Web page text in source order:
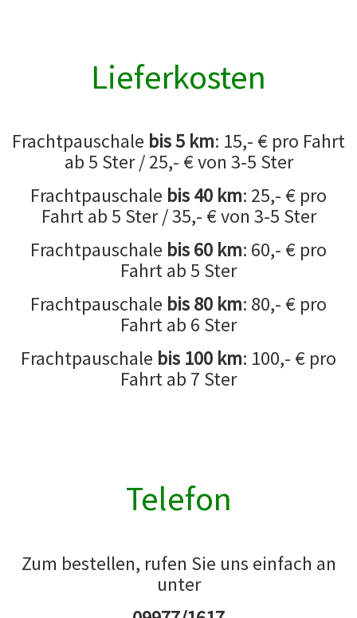
Lieferkosten
Frachtpauschale bis 5 km: 15,- € pro Fahrt
ab 5 Ster / 25,- € von 3-5 Ster
Frachtpauschale bis 40 km: 25,- € pro
Fahrt ab 5 Ster / 35,- € von 3-5 Ster
Frachtpauschale bis 60 km: 60,- € pro
Fahrt ab 5 Ster
Frachtpauschale bis 80 km: 80,- € pro
Fahrt ab 6 Ster
Frachtpauschale bis 100 km: 100,- € pro
Fahrt ab 7 Ster
Telefon
Zum bestellen, rufen Sie uns einfach an
unter